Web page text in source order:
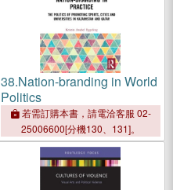
38.Nation-branding in World
Politics
若需訂購本書，請電洽客服 02-
25006600[分機130、131]。